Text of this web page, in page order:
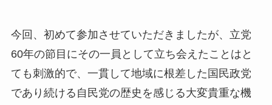
今回、初めて参加させていただきましたが、立党
60年の節目にその一員として立ち会えたことはと
ても刺激的で、一貫して地域に根差した国民政党
であり続ける自民党の歴史を感じる大変貴重な機